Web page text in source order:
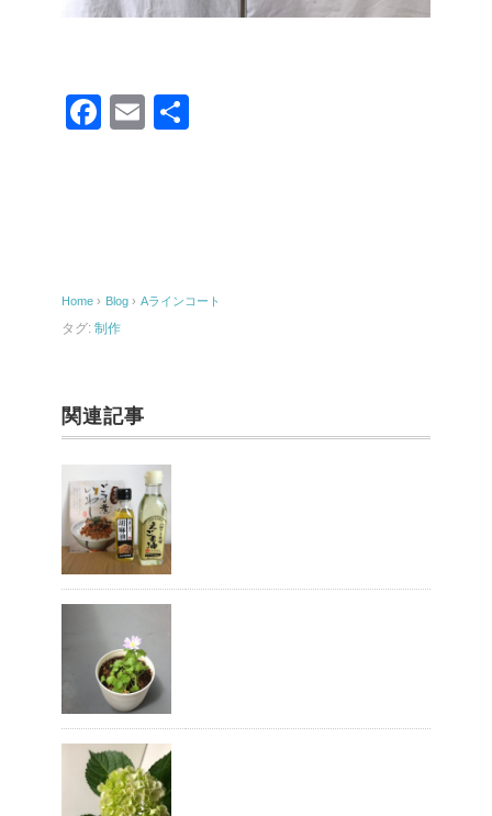
F
o
o
E
Home › Blog › Aラインコート
タグ: 制作
関連記事